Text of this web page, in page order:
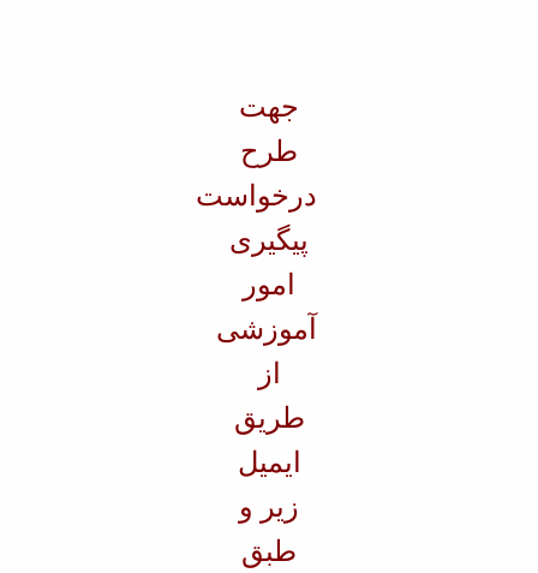
جهت
طرح
درخواست
پیگیری
امور
آموزشی
از
طریق
ایمیل
زیر و
طبق